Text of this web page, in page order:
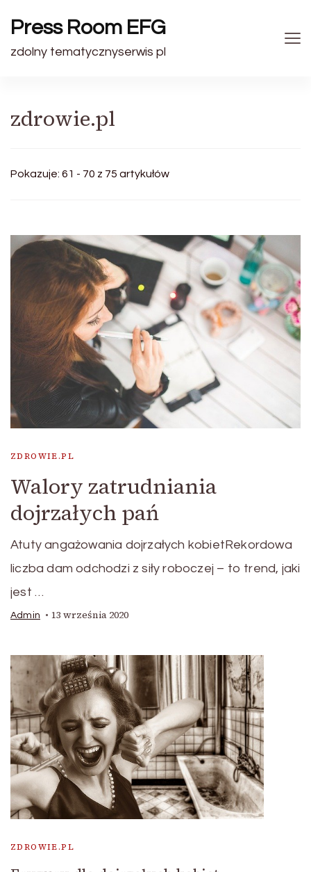
Press Room EFG
zdolny tematycznyserwis pl
zdrowie.pl
Pokazuje: 61 - 70 z 75 artykułów
ZDROWIE.PL
Walory zatrudniania
dojrzałych pań
Atuty angażowania dojrzałych kobietRekordowa
liczba dam odchodzi z siły roboczej – to trend, jaki
jest …
Admin 13 września 2020
ZDROWIE.PL